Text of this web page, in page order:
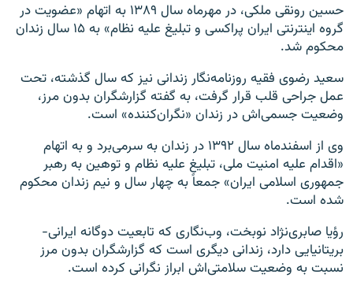
حسین رونقی ملکی، در مهرماه سال ۱۳۸۹ به اتهام «عضویت در
گروه اینترنتی ایران پراکسی و تبلیغ علیه نظام» به ۱۵ سال زندان
محکوم شد.
سعید رضوی فقیه روزنامه‌نگار زندانی نیز که سال گذشته، تحت
عمل جراحی قلب قرار گرفت، به گفته گزارشگران بدون مرز،
وضعیت جسمی‌اش در زندان «نگران‌کننده» است.
وی از اسفندماه سال ۱۳۹۲ در زندان به سرمی‌برد و به اتهام
«اقدام علیه امنیت‌ ملی، تبلیغ علیه نظام و توهین به رهبر
جمهوری اسلامی ایران» جمعاً به چهار سال و نیم زندان محکوم
شده است.
رؤیا صابری‌نژاد نوبخت، وب‌نگاری که تابعیت دوگانه ایرانی-
بریتانیایی دارد، زندانی دیگری است که گزارشگران بدون مرز
نسبت به وضعیت سلامتی‌اش ابراز نگرانی کرده است.